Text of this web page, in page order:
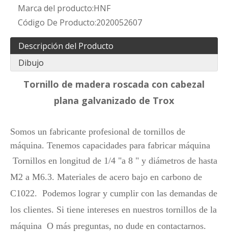
Marca del producto:HNF
Código De Producto:2020052607
Descripción del Producto
Dibujo
Tornillo de madera roscada con cabezal
plana galvanizado de Trox
Somos un fabricante profesional de tornillos de
máquina. Tenemos capacidades para fabricar máquina
Tornillos en longitud de 1/4 "a 8 " y diámetros de hasta
M2 a M6.3. Materiales de acero bajo en carbono de
C1022. Podemos lograr y cumplir con las demandas de
los clientes. Si tiene intereses en nuestros tornillos de la
máquina O más preguntas, no dude en contactarnos.